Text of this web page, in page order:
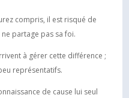
compris, il est risqué de
partage pas sa foi.
à gérer cette différence ;
représentatifs.
de cause lui seul